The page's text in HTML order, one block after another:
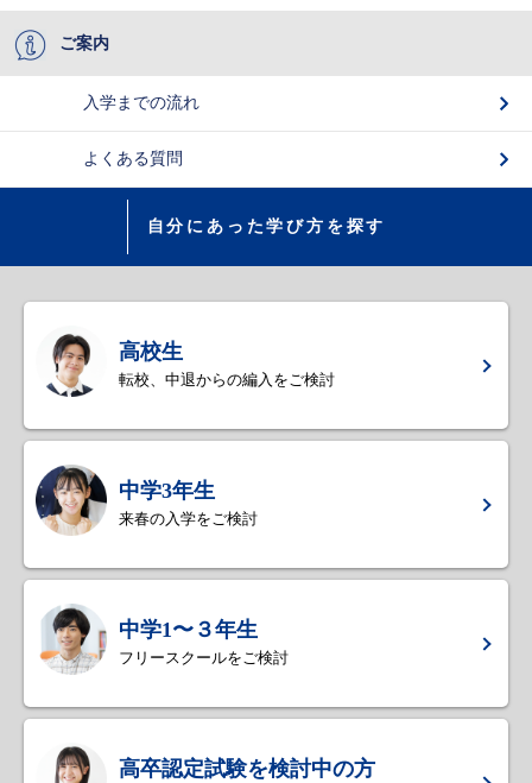
ご案内
入学までの流れ
よくある質問
自分にあった学び方を探す
高校生
転校、中退からの編入をご検討
中学3年生
来春の入学をご検討
中学1〜３年生
フリースクールをご検討
高卒認定試験を検討中の方